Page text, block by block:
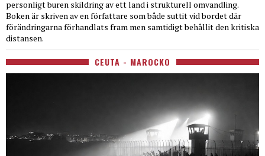
personligt buren skildring av ett land i strukturell omvandling.
Boken är skriven av en författare som både suttit vid bordet där
förändringarna förhandlats fram men samtidigt behållit den kritiska
distansen.
CEUTA - MAROCKO